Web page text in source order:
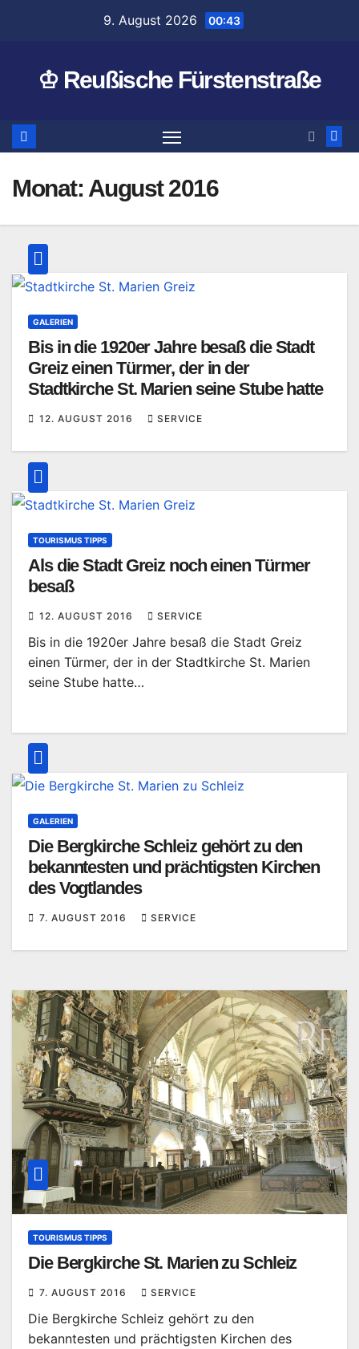
9. August 2026 00:43
♔ Reußische Fürstenstraße
Monat: August 2016
GALERIEN
Bis in die 1920er Jahre besaß die Stadt
Greiz einen Türmer, der in der
Stadtkirche St. Marien seine Stube hatte
12. AUGUST 2016 SERVICE
TOURISMUS TIPPS
Als die Stadt Greiz noch einen Türmer
besaß
12. AUGUST 2016 SERVICE
Bis in die 1920er Jahre besaß die Stadt Greiz
einen Türmer, der in der Stadtkirche St. Marien
seine Stube hatte…
GALERIEN
Die Bergkirche Schleiz gehört zu den
bekanntesten und prächtigsten Kirchen
des Vogtlandes
7. AUGUST 2016 SERVICE
TOURISMUS TIPPS
Die Bergkirche St. Marien zu Schleiz
7. AUGUST 2016 SERVICE
Die Bergkirche Schleiz gehört zu den
bekanntesten und prächtigsten Kirchen des